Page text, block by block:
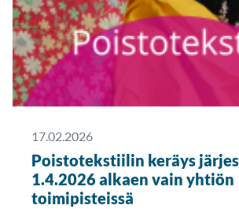
17.02.2026
Poistotekstiilin keräys
1.4.2026 alkaen vain yhtiön
toimipisteissä